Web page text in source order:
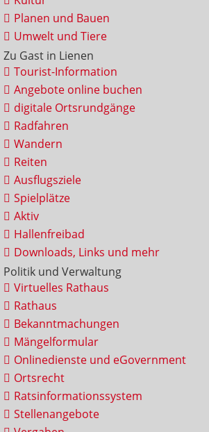
Planen und Bauen
Umwelt und Tiere
Zu Gast in Lienen
Tourist-Information
Angebote online buchen
digitale Ortsrundgänge
Radfahren
Wandern
Reiten
Ausflugsziele
Spielplätze
Aktiv
Hallenfreibad
Downloads, Links und mehr
Politik und Verwaltung
Virtuelles Rathaus
Rathaus
Bekanntmachungen
Mängelformular
Onlinedienste und eGovernment
Ortsrecht
Ratsinformationssystem
Stellenangebote